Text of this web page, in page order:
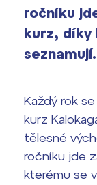
Výsledky
2026/
Maturitní
Europass
FOCUSing
Bakaláři
Office
ročníku
kurz, díky
Každý rok
kurz
tělesné
ročníku jde
kterému se